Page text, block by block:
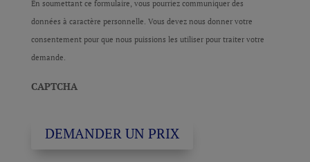
En soumettant ce formulaire, vous pourriez communiquer des
données à caractère personnelle. Vous devez nous donner votre
consentement pour que nous puissions les utiliser pour traiter votre
demande.
CAPTCHA
DEMANDER UN PRIX